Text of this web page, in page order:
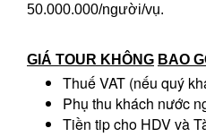
50.000.000/người/vụ.
GIÁ TOUR KHÔNG BAO
Thuế VAT (nếu quý
Phụ thu khách nước
Tiền tip cho HDV và